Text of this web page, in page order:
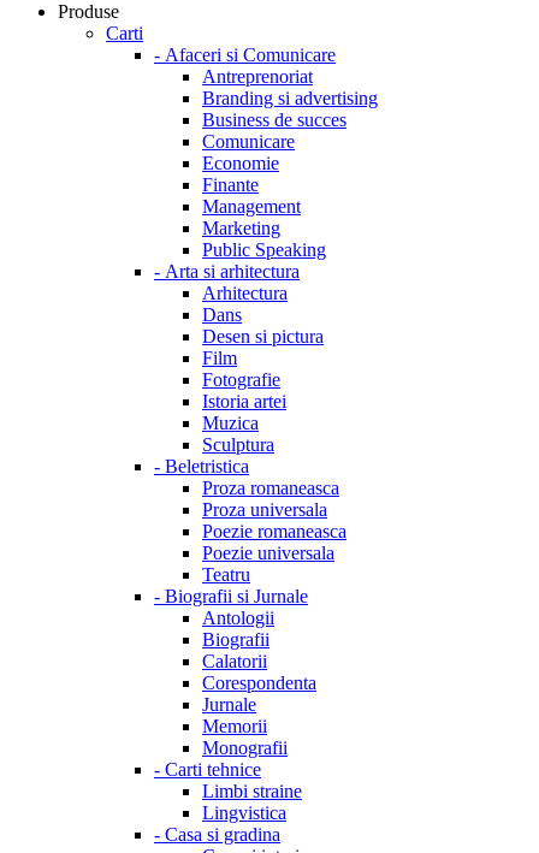
Produse
Carti
- Afaceri si Comunicare
Antreprenoriat
Branding si advertising
Business de succes
Comunicare
Economie
Finante
Management
Marketing
Public Speaking
- Arta si arhitectura
Arhitectura
Dans
Desen si pictura
Film
Fotografie
Istoria artei
Muzica
Sculptura
- Beletristica
Proza romaneasca
Proza universala
Poezie romaneasca
Poezie universala
Teatru
- Biografii si Jurnale
Antologii
Biografii
Calatorii
Corespondenta
Jurnale
Memorii
Monografii
- Carti tehnice
Limbi straine
Lingvistica
- Casa si gradina